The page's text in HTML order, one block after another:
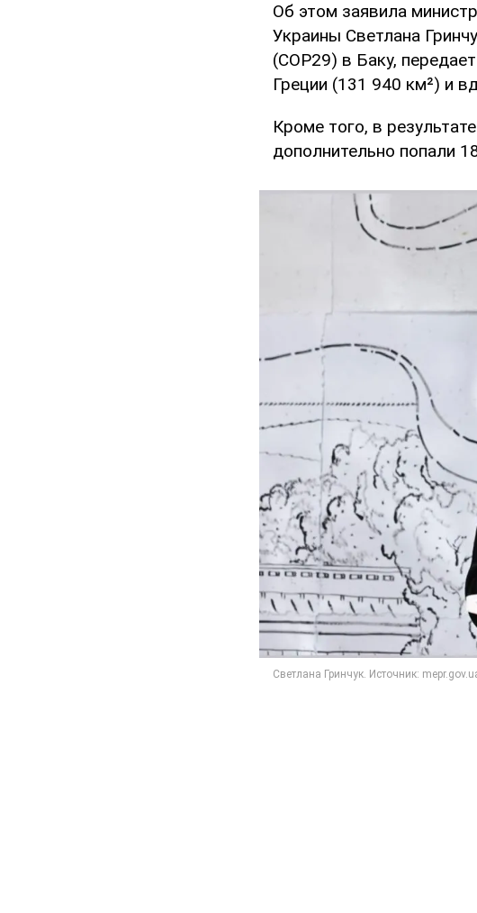
Об этом заявила
Украины Светлана
(COP29) в Баку, передает
Греции (131 940 км²) и
Кроме того, в
дополнительно попали